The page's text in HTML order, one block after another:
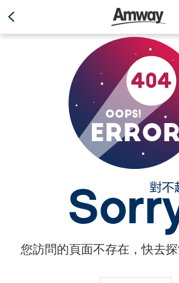

您訪問的頁面不存在，快去探